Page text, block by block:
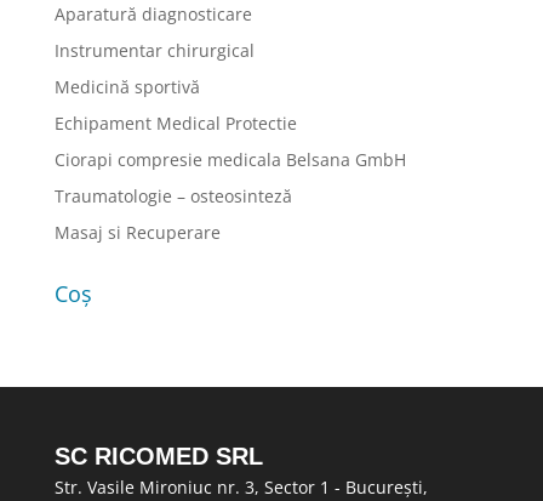
Aparatură diagnosticare
Instrumentar chirurgical
Medicină sportivă
Echipament Medical Protectie
Ciorapi compresie medicala Belsana GmbH
Traumatologie – osteosinteză
Masaj si Recuperare
Coș
SC RICOMED SRL
Str. Vasile Mironiuc nr. 3, Sector 1 - București,